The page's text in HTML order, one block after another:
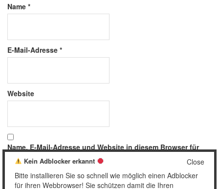
Name *
E-Mail-Adresse *
Website
Name, E-Mail-Adresse und Website in diesem Browser für
meinen nächsten Kommentar speichern.
Close
Kein Adblocker erkannt
Bitte installieren Sie so schnell wie möglich einen Adblocker
für ihren Webbrowser! Sie schützen damit die Ihren